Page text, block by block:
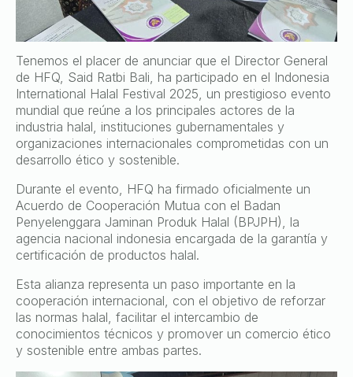
Tenemos el placer de anunciar que el Director General
de HFQ, Said Ratbi Bali, ha participado en el Indonesia
International Halal Festival 2025, un prestigioso evento
mundial que reúne a los principales actores de la
industria halal, instituciones gubernamentales y
organizaciones internacionales comprometidas con un
desarrollo ético y sostenible.
Durante el evento, HFQ ha firmado oficialmente un
Acuerdo de Cooperación Mutua con el Badan
Penyelenggara Jaminan Produk Halal (BPJPH), la
agencia nacional indonesia encargada de la garantía y
certificación de productos halal.
Esta alianza representa un paso importante en la
cooperación internacional, con el objetivo de reforzar
las normas halal, facilitar el intercambio de
conocimientos técnicos y promover un comercio ético
y sostenible entre ambas partes.